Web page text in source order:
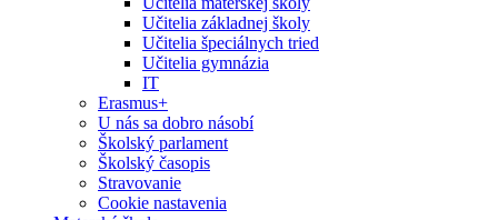
Učitelia základnej školy
Učitelia špeciálnych tried
Učitelia gymnázia
IT
Erasmus+
U nás sa dobro násobí
Školský parlament
Školský časopis
Stravovanie
Cookie nastavenia